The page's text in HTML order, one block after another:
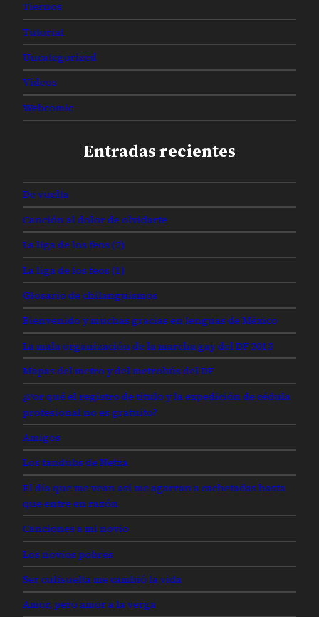
Tiernos
Tutorial
Uncategorized
Videos
Webcomic
Entradas recientes
De vuelta
Canción al dolor de olvidarte
La liga de los feos (2)
La liga de los feos (1)
Glosario de chilanguismos
Bienvenido y muchas gracias en lenguas de México
La mala organización de la marcha gay del DF 2013
Mapas del metro y del metrobús del DF
¿Por qué el registro de título y la expedición de cédula
profesional no es gratuito?
Amigos
Los fandubs de Netza
El día que me vean así me agarran a cachetadas hasta
que entre en razón
Canciones a mi novio
Los novios pobres
Ser culisuelta me cambió la vida
Amor, pero amor a la verga